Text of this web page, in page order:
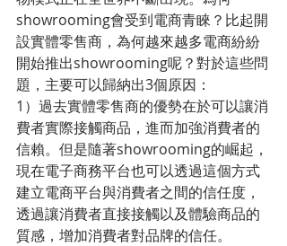
showrooming會受到電商青睞？比起開
設實體零售商，為何越來越多電商紛紛
開始推出showrooming呢？對於這些問
題，主要可以歸納出3個原因：
1）過去實體零售商的優勢在於可以讓消
費者實際接觸商品，進而加強消費者的
信賴。但是隨著showrooming的崛起，
現在電子商務平台也可以透過這個方式
建立電商平台與消費者之間的信任度，
透過讓消費者直接接觸以及體驗商品的
質感，增加消費者對品牌的信任。